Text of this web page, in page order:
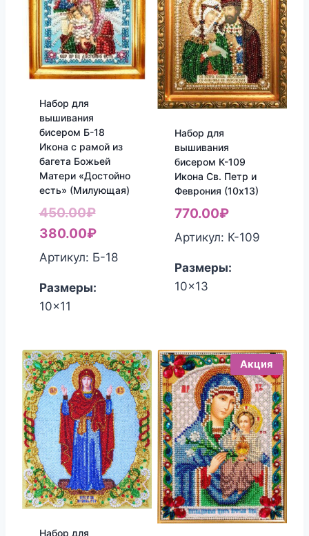
Набор для
вышивания
бисером Б-18
Икона с рамой из
багета Божьей
Матери «Достойно
есть» (Милующая)
450.00₽Первоначальная
цена
составляла
380.00₽Текущая
цена:
Артикул: Б-18
Размеры:
10x11
Набор для
вышивания
бисером К-109
Икона Св. Петр и
Феврония (10х13)
770.00₽
Артикул: К-109
Размеры:
10x13
Набор для
Акция